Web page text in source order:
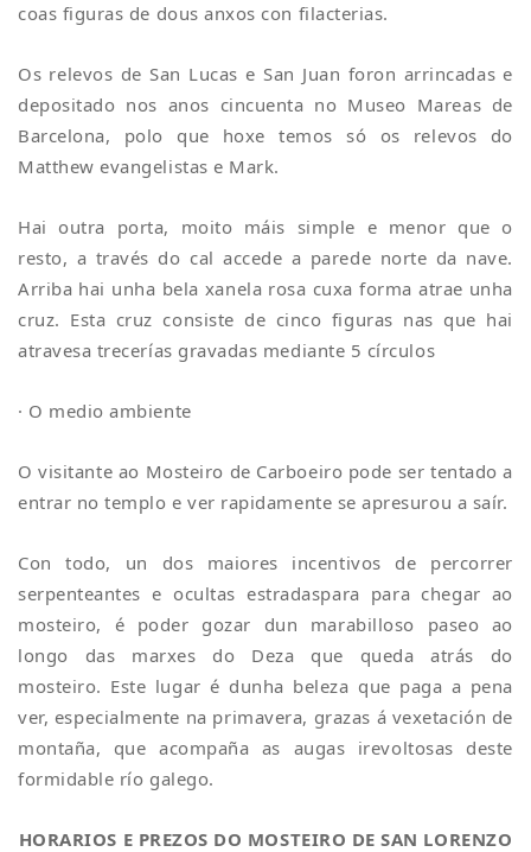
coas figuras de dous anxos con filacterias.
Os relevos de San Lucas e San Juan foron arrincadas e
depositado nos anos cincuenta no Museo Mareas de
Barcelona, polo que hoxe temos só os relevos do
Matthew evangelistas e Mark.
Hai outra porta, moito máis simple e menor que o
resto, a través do cal accede a parede norte da nave.
Arriba hai unha bela xanela rosa cuxa forma atrae unha
cruz. Esta cruz consiste de cinco figuras nas que hai
atravesa trecerías gravadas mediante 5 círculos
· O medio ambiente
O visitante ao Mosteiro de Carboeiro pode ser tentado a
entrar no templo e ver rapidamente se apresurou a saír.
Con todo, un dos maiores incentivos de percorrer
serpenteantes e ocultas estradaspara para chegar ao
mosteiro, é poder gozar dun marabilloso paseo ao
longo das marxes do Deza que queda atrás do
mosteiro. Este lugar é dunha beleza que paga a pena
ver, especialmente na primavera, grazas á vexetación de
montaña, que acompaña as augas irevoltosas deste
formidable río galego.
HORARIOS E PREZOS DO MOSTEIRO DE SAN LORENZO